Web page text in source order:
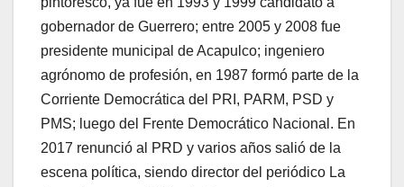
gobernador de Guerrero; entre 2005 y 2008 fue
presidente municipal de Acapulco; ingeniero
agrónomo de profesión, en 1987 formó parte de la
Corriente Democrática del PRI, PARM, PSD y
PMS; luego del Frente Democrático Nacional. En
2017 renunció al PRD y varios años salió de la
escena política, siendo director del periódico La